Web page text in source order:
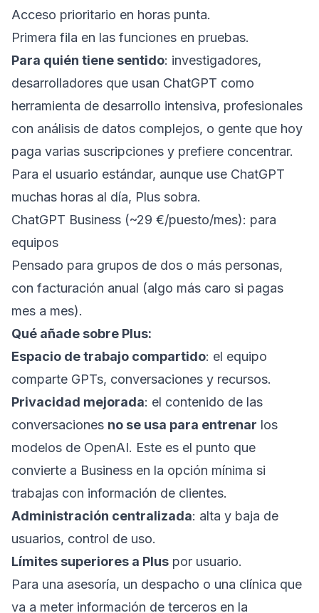
Acceso prioritario en horas punta.
Primera fila en las funciones en pruebas.
Para quién tiene sentido: investigadores,
desarrolladores que usan ChatGPT como
herramienta de desarrollo intensiva, profesionales
con análisis de datos complejos, o gente que hoy
paga varias suscripciones y prefiere concentrar.
Para el usuario estándar, aunque use ChatGPT
muchas horas al día, Plus sobra.
ChatGPT Business (~29 €/puesto/mes): para
equipos
Pensado para grupos de dos o más personas,
con facturación anual (algo más caro si pagas
mes a mes).
Qué añade sobre Plus:
Espacio de trabajo compartido: el equipo
comparte GPTs, conversaciones y recursos.
Privacidad mejorada: el contenido de las
conversaciones no se usa para entrenar los
modelos de OpenAI. Este es el punto que
convierte a Business en la opción mínima si
trabajas con información de clientes.
Administración centralizada: alta y baja de
usuarios, control de uso.
Límites superiores a Plus por usuario.
Para una asesoría, un despacho o una clínica que
va a meter información de terceros en la